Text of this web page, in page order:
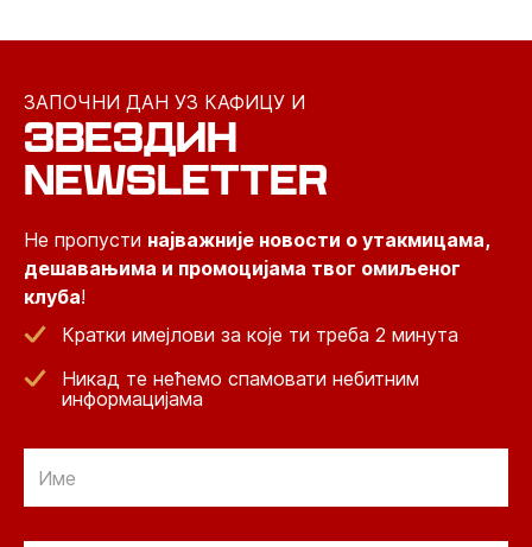
ЗАПОЧНИ ДАН УЗ КАФИЦУ И
ЗВЕЗДИН
NEWSLETTER
Не пропусти најважније новости о утакмицама,
дешавањима и промоцијама твог омиљеног
клуба!
Кратки имејлови за које ти треба 2 минута
Никад те нећемо спамовати небитним
информацијама